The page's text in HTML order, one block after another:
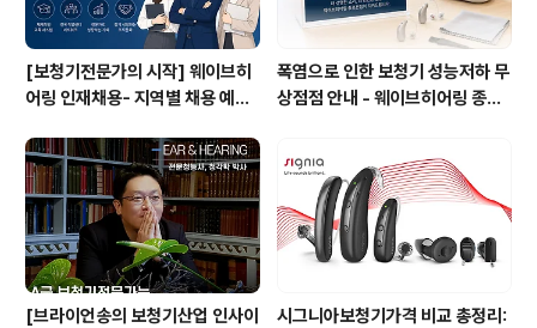
[보청기전문가의 시작] 웨이브히
어링 인재채용- 지역별 채용 예정
시 채용으로 진행!
폭염으로 인한 보청기 성능저하 무
상점점 안내 - 웨이브히어링 종로
[브라이언송의 보청기산업 인사이
시그니아보청기가격 비교 총정리: